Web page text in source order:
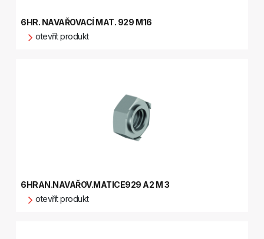
6HR. NAVAŘOVACÍ MAT. 929 M16
otevřít produkt
6HRAN.NAVAŘOV.MATICE929 A2 M 3
otevřít produkt